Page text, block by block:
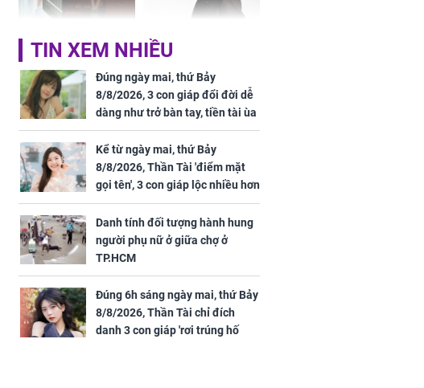
HH Mai Phương Thúy:
Mua đồ hiệu theo "lô",
tặng em gái biệt thự
120 tỷ trong "nốt nhạc"
Triệu Lệ Dĩnh liên tiếp
được Kim Ưng ưu ái,
đãi ngộ đặc biệt gây
chú ý
Danh tính đối tượng
nữ ở giữa chợ ở
TP.HCM
TIN XEM NHIỀU
Đúng ngày mai, thứ Bảy
8/8/2026, 3 con giáp đổi đời dễ
dàng như trở bàn tay, tiền tài ùa
tới, ngồi không lộc cũng đến,
phú quý theo tới già
Kể từ ngày mai, thứ Bảy
8/8/2026, Thần Tài 'điểm mặt
gọi tên', 3 con giáp lộc nhiều hơn
sông, tài vận sáng như trăng
Rằm, chính thức hết khổ
Danh tính đối tượng hành hung
người phụ nữ ở giữa chợ ở
TP.HCM
Đúng 6h sáng ngày mai, thứ Bảy
8/8/2026, Thần Tài chỉ đích
danh 3 con giáp 'rơi trúng hố